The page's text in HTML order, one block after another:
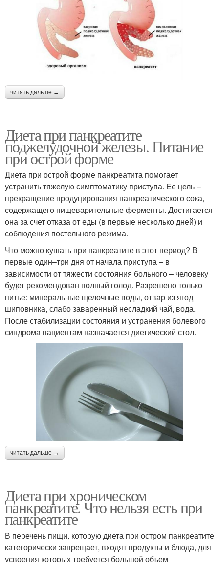
читать дальше →
Диета при панкреатите
поджелудочной железы. Питание
при острой форме
Диета при острой форме панкреатита помогает
устранить тяжелую симптоматику приступа. Ее цель –
прекращение продуцирования панкреатического сока,
содержащего пищеварительные ферменты. Достигается
она за счет отказа от еды (в первые несколько дней) и
соблюдения постельного режима.
Что можно кушать при панкреатите в этот период? В
первые один–три дня от начала приступа – в
зависимости от тяжести состояния больного – человеку
будет рекомендован полный голод. Разрешено только
питье: минеральные щелочные воды, отвар из ягод
шиповника, слабо заваренный несладкий чай, вода.
После стабилизации состояния и устранения болевого
синдрома пациентам назначается диетический стол.
читать дальше →
Диета при хроническом
панкреатите. Что нельзя есть при
панкреатите
В перечень пищи, которую диета при остром панкреатите
категорически запрещает, входят продукты и блюда, для
усвоения которых требуется большой объем